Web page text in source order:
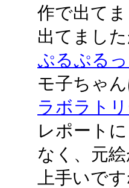
作で出て
出てまし
ぷるぷるっ
モ子ちゃ
ラボラト
レポート
なく、元
上手いで